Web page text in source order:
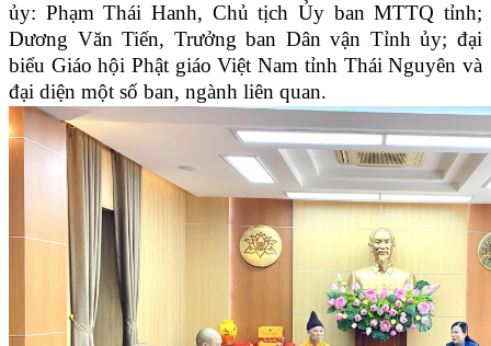
ủy: Phạm Thái Hanh, Chủ tịch Ủy ban MTTQ tỉnh;
Dương Văn Tiến, Trưởng ban Dân vận Tỉnh ủy; đại
biểu Giáo hội Phật giáo Việt Nam tỉnh Thái Nguyên và
đại diện một số ban, ngành liên quan.